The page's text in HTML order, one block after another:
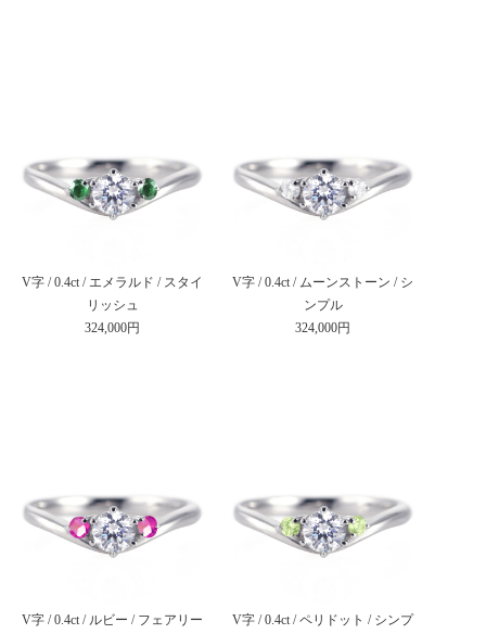
V字 / 0.4ct / エメラルド / スタイ
リッシュ
324,000円
V字 / 0.4ct / ムーンストーン / シ
ンプル
324,000円
V字 / 0.4ct / ルビー / フェアリー
V字 / 0.4ct / ペリドット / シンプ